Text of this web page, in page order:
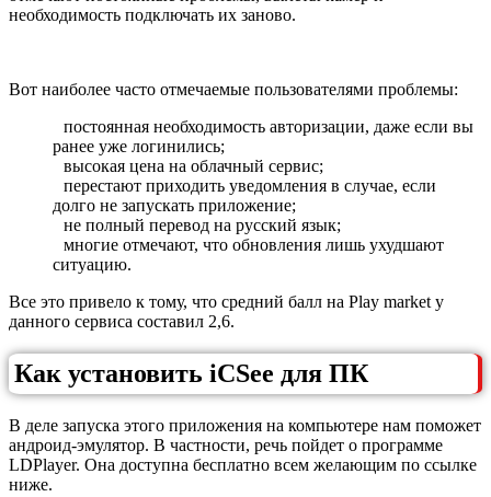
необходимость подключать их заново.
Вот наиболее часто отмечаемые пользователями проблемы:
постоянная необходимость авторизации, даже если вы
ранее уже логинились;
высокая цена на облачный сервис;
перестают приходить уведомления в случае, если
долго не запускать приложение;
не полный перевод на русский язык;
многие отмечают, что обновления лишь ухудшают
ситуацию.
Все это привело к тому, что средний балл на Play market у
данного сервиса составил 2,6.
Как установить iCSee для ПК
В деле запуска этого приложения на компьютере нам поможет
андроид-эмулятор. В частности, речь пойдет о программе
LDPlayer. Она доступна бесплатно всем желающим по ссылке
ниже.